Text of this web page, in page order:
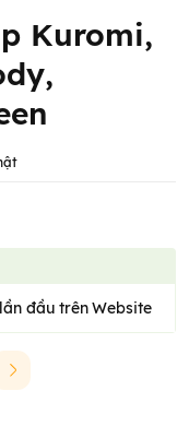
Kuromi,
đầu trên Website